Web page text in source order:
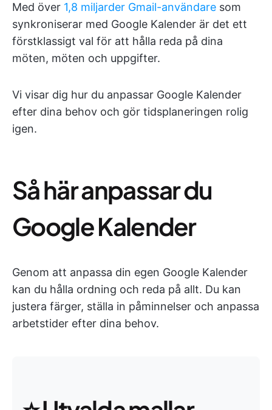
Med över 1,8 miljarder Gmail-användare som
synkroniserar med Google Kalender är det ett
förstklassigt val för att hålla reda på dina
möten, möten och uppgifter.
Vi visar dig hur du anpassar Google Kalender
efter dina behov och gör tidsplaneringen rolig
igen.
Så här anpassar du
Google Kalender
Genom att anpassa din egen Google Kalender
kan du hålla ordning och reda på allt. Du kan
justera färger, ställa in påminnelser och anpassa
arbetstider efter dina behov.